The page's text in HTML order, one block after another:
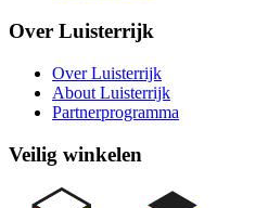
Over Luisterrijk
Over Luisterrijk
About Luisterrijk
Partnerprogramma
Veilig winkelen